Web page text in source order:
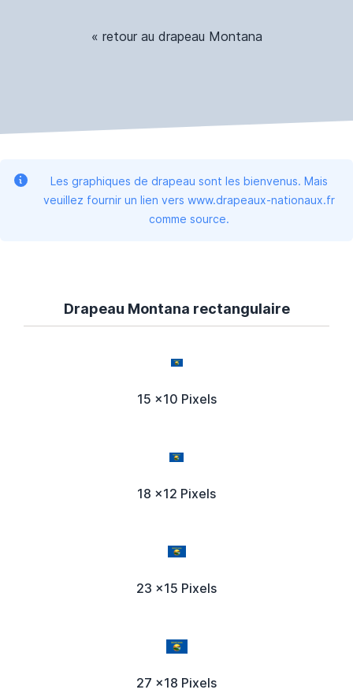
« retour au drapeau Montana
Les graphiques de drapeau sont les bienvenus. Mais
veuillez fournir un lien vers www.drapeaux-nationaux.fr
comme source.
Drapeau Montana rectangulaire
15 x10 Pixels
18 x12 Pixels
23 x15 Pixels
27 x18 Pixels